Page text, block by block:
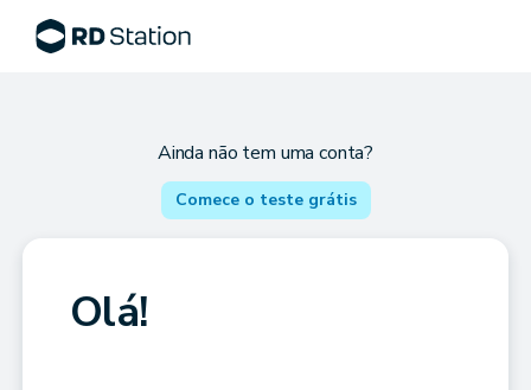
Ainda não tem uma conta?
Comece o teste grátis
Olá!